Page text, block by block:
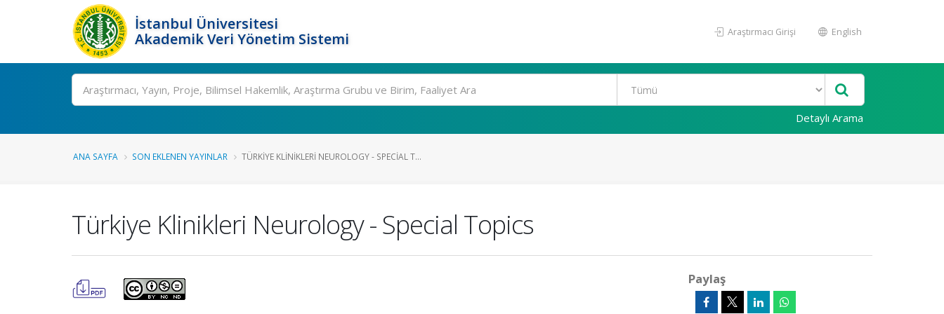
İstanbul Üniversitesi
Akademik Veri Yönetim Sistemi
Araştırmacı Girişi English
Ara
Detaylı Arama
ANA SAYFA SON EKLENEN YAYINLAR TÜRKIYE KLINIKLERI NEUROLOGY - SPECIAL T...
Türkiye Klinikleri Neurology - Special Topics
Paylaş